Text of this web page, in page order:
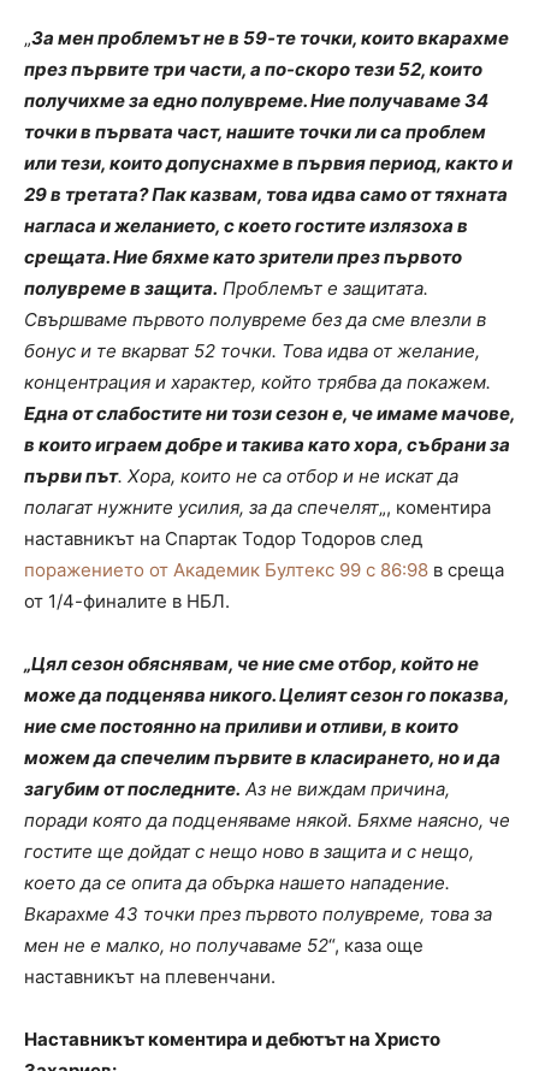
„За мен проблемът не в 59-те точки, които вкарахме
през първите три части, а по-скоро тези 52, които
получихме за едно полувреме. Ние получаваме 34
точки в първата част, нашите точки ли са проблем
или тези, които допуснахме в първия период, както и
29 в третата? Пак казвам, това идва само от тяхната
нагласа и желанието, с което гостите излязоха в
срещата. Ние бяхме като зрители през първото
полувреме в защита. Проблемът е защитата.
Свършваме първото полувреме без да сме влезли в
бонус и те вкарват 52 точки. Това идва от желание,
концентрация и характер, който трябва да покажем.
Една от слабостите ни този сезон е, че имаме мачове,
в които играем добре и такива като хора, събрани за
първи път. Хора, които не са отбор и не искат да
полагат нужните усилия, за да спечелят„, коментира
наставникът на Спартак Тодор Тодоров след
поражението от Академик Бултекс 99 с 86:98 в среща
от 1/4-финалите в НБЛ.
„Цял сезон обяснявам, че ние сме отбор, който не
може да подценява никого. Целият сезон го показва,
ние сме постоянно на приливи и отливи, в които
можем да спечелим първите в класирането, но и да
загубим от последните. Аз не виждам причина,
поради която да подценяваме някой. Бяхме наясно, че
гостите ще дойдат с нещо ново в защита и с нещо,
което да се опита да обърка нашето нападение.
Вкарахме 43 точки през първото полувреме, това за
мен не е малко, но получаваме 52“, каза още
наставникът на плевенчани.
Наставникът коментира и дебютът на Христо